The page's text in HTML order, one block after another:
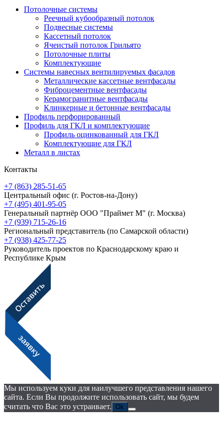
Потолочные системы
Реечный кубообразный потолок
Подвесные системы
Кассетный потолок
Ячеистый потолок Грильято
Потолочные плиты
Комплектующие
Системы навесных вентилируемых фасадов
Металлические кассетные вентфасады
Фиброцементные вентфасады
Керамогранитные вентфасады
Клинкерные и бетонные вентфасады
Профиль перфорированный
Профиль для ГКЛ и комплектующие
Профиль оцинкованный для ГКЛ
Комплектующие для ГКЛ
Металл в листах
Контакты
+7 (863) 285-51-65
Центральный офис (г. Ростов-на-Дону)
+7 (495) 401-95-05
Генеральный партнёр ООО "Праймет М" (г. Москва)
+7 (939) 715-26-16
Региональный представитель (по Самарской области)
+7 (938) 425-77-25
Руководитель проектов по Краснодарскому краю и
Республике Крым
Мы используем куки для наилучшего представления нашего
сайта. Если Вы продолжите использовать сайт, мы будем
считать что Вас это устраивает. Ok